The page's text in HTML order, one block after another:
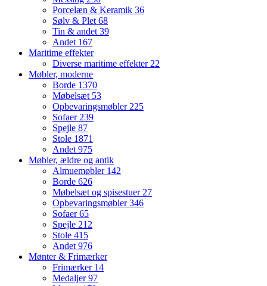
Porcelæn & Keramik 36
Sølv & Plet 68
Tin & andet 39
Andet 167
Maritime effekter
Diverse maritime effekter 22
Møbler, moderne
Borde 1370
Møbelsæt 53
Opbevaringsmøbler 225
Sofaer 239
Spejle 87
Stole 1871
Andet 975
Møbler, ældre og antik
Almuemøbler 142
Borde 626
Møbelsæt og spisestuer 27
Opbevaringsmøbler346
Sofaer65
Spejle 212
Stole 415
Andet 976
Mønter & Frimærker
Frimærker 14
Medaljer97